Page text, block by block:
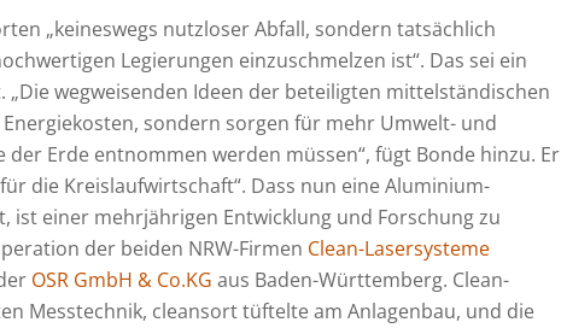
„keineswegs nutzloser Abfall, sondern tatsächlich
Legierungen einzuschmelzen ist“. Das sei ein
wegweisenden Ideen der beteiligten mittelständischen
sondern sorgen für mehr Umwelt- und
Erde entnommen werden müssen“, fügt Bonde hinzu. Er
die Kreislaufwirtschaft“. Dass nun eine Aluminium-
ist einer mehrjährigen Entwicklung und Forschung zu
der beiden NRW-Firmen Clean-Lasersysteme
OSR GmbH & Co.KG aus Baden-Württemberg. Clean-
Messtechnik, cleansort tüftelte am Anlagenbau, und die